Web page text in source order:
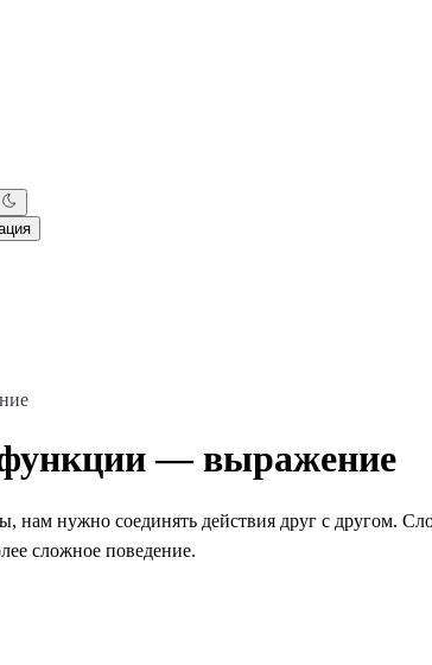
— выражение
нужно соединять действия друг с другом.
сложное поведение.